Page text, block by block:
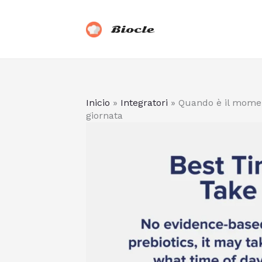
Biocle
Inicio » Integratori » Quando è il
giornata